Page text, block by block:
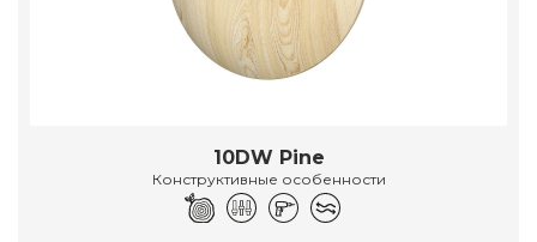
10DW Pine
Конструктивные особенности